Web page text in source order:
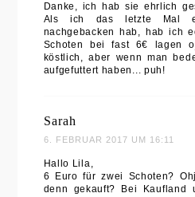
Danke, ich hab sie ehrlich
Als ich das letzte Mal
nachgebacken hab, hab ich
Schoten bei fast 6€ lagen
köstlich, aber wenn man
aufgefuttert haben... puh!
Sarah
6. FEBRUAR 2017 UM 16:11
Hallo Lila,
6 Euro für zwei Schoten?
denn gekauft? Bei Kaufland